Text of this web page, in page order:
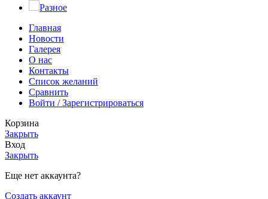
Разное
Главная
Новости
Галерея
О нас
Контакты
Список желаний
Сравнить
Войти / Зарегистрироваться
Корзина
Закрыть
Вход
Закрыть
Еще нет аккаунта?
Создать аккаунт